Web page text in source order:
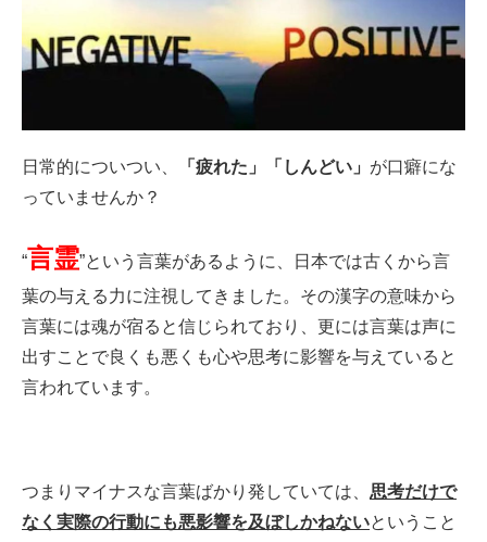
日常的についつい、 「疲れた」「しんどい」 が口癖にな
っていませんか？
“言霊”という言葉があるように、日本では古くから言
葉の与える力に注視してきました。その漢字の意味から
言葉には魂が宿ると信じられており、更には言葉は声に
出すことで良くも悪くも心や思考に影響を与えていると
言われています。
つまりマイナスな言葉ばかり発していては、 思考だけで
なく実際の行動にも悪影響を及ぼしかねないということ